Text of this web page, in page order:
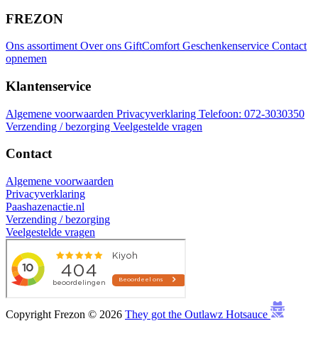
FREZON
Ons assortiment Over ons GiftComfort Geschenkenservice Contact
opnemen
Klantenservice
Algemene voorwaarden Privacyverklaring Telefoon: 072-3030350
Verzending / bezorging Veelgestelde vragen
Contact
Algemene voorwaarden
Privacyverklaring
Paashazenactie.nl
Verzending / bezorging
Veelgestelde vragen
Copyright Frezon © 2026 They got the Outlawz Hotsauce